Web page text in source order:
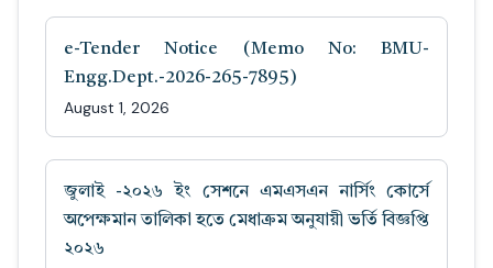
e-Tender Notice (Memo No: BMU-
Engg.Dept.-2026-265-7895)
August 1, 2026
জুলাই -২০২৬ ইং সেশনে এমএসএন নার্সিং কোর্সে
অপেক্ষমান তালিকা হতে মেধাক্রম অনুযায়ী ভর্তি বিজ্ঞপ্তি
২০২৬